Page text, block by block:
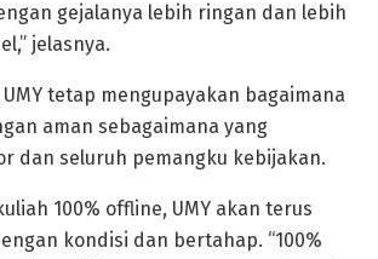
gejalanya lebih ringan dan lebih
jelasnya.
tetap mengupayakan bagaimana
aman sebagaimana yang
dan seluruh pemangku kebijakan.
100% offline, UMY akan terus
kondisi dan bertahap. “100%